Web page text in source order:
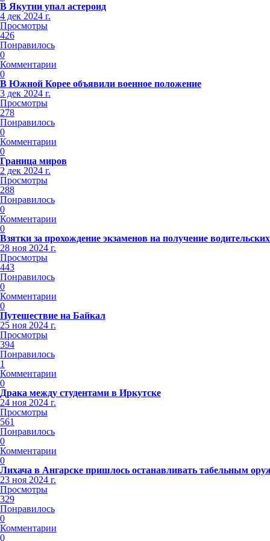
В Якутии упал астероид
4 дек 2024 г.
Просмотры
426
Понравилось
0
Комментарии
0
В Южной Корее объявили военное положение
3 дек 2024 г.
Просмотры
278
Понравилось
0
Комментарии
0
Граница миров
2 дек 2024 г.
Просмотры
288
Понравилось
0
Комментарии
0
Взятки за прохождение экзаменов на получение
28 ноя 2024 г.
Просмотры
443
Понравилось
0
Комментарии
0
Путешествие на Байкал
25 ноя 2024 г.
Просмотры
394
Понравилось
1
Комментарии
0
Драка между студентами в Иркутске
24 ноя 2024 г.
Просмотры
561
Понравилось
0
Комментарии
0
Лихача в Ангарске пришлось останавливать табельным
23 ноя 2024 г.
Просмотры
329
Понравилось
0
Комментарии
0